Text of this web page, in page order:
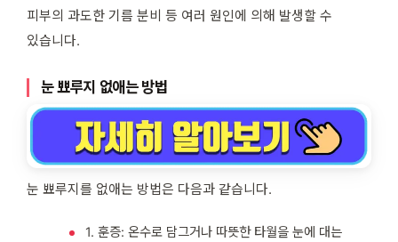
피부의 과도한 기름 분비 등 여러 원인에 의해 발생할 수
있습니다.
눈 뾰루지 없애는 방법
눈 뾰루지를 없애는 방법은 다음과 같습니다.
1. 훈증: 온수로 담그거나 따뜻한 타월을 눈에 대는